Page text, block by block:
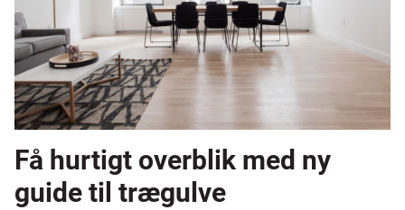
Få hurtigt overblik med ny
guide til trægulve